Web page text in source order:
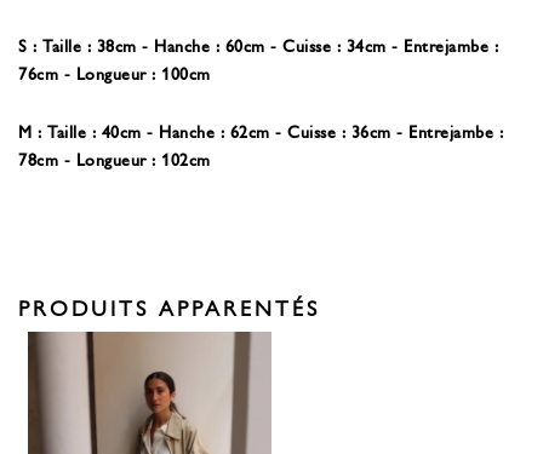
S : Taille : 38cm - Hanche : 60cm - Cuisse : 34cm - Entrejambe :
76cm - Longueur : 100cm
M : Taille : 40cm - Hanche : 62cm - Cuisse : 36cm - Entrejambe :
78cm - Longueur : 102cm
PRODUITS APPARENTÉS